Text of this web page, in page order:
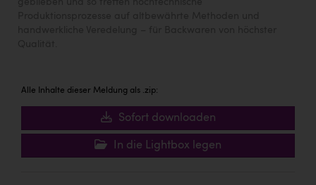
Alle Inhalte dieser Meldung als .zip:
Sofort downloaden
In die Lightbox legen